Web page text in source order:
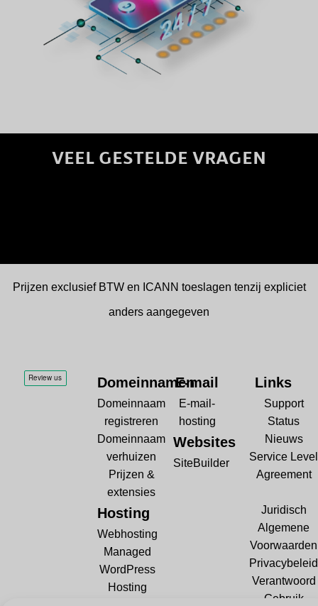
VEEL GESTELDE VRAGEN
Prijzen exclusief BTW en ICANN toeslagen tenzij expliciet
anders aangegeven
Domeinnamen
Domeinnaam
registreren
Domeinnaam
verhuizen
Prijzen &
extensies
Hosting
Webhosting
Managed
WordPress
Hosting
E-mail
E-mail-
hosting
Websites
SiteBuilder
Links
Support
Status
Nieuws
Service Level
Agreement
Juridisch
Algemene
Voorwaarden
Privacybeleid
Verantwoord
Gebruik